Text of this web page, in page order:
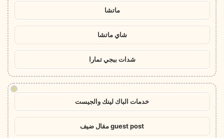
ماتشا
شاي ماتشا
شدات ببجي تمارا
!
خدمات الباك لينك والجيست
guest post مقال ضيف